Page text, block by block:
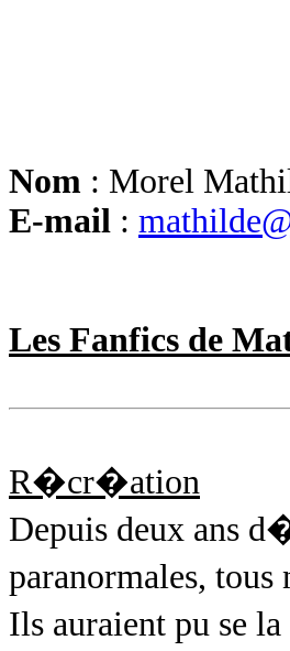
Nom : Morel
E-mail :
Les Fanfics de
R�cr�ation
Depuis deux ans
paranormales,
Ils auraient pu se